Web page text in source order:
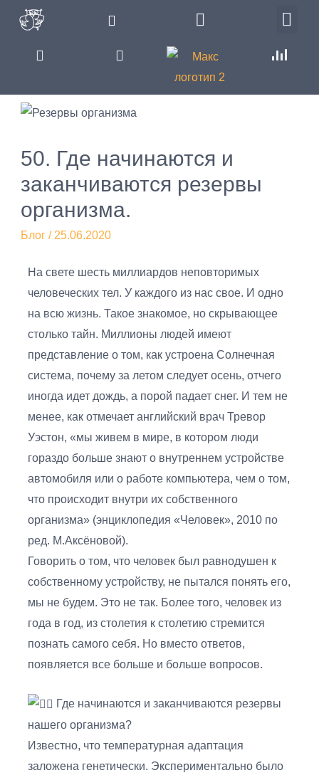
50. Где начинаются и
заканчиваются резервы
организма.
Блог/ 25.06.2020
На свете шесть миллиардов неповторимых
человеческих тел. У каждого из нас свое. И одно
на всю жизнь. Такое знакомое, но скрывающее
столько тайн. Миллионы людей имеют
представление о том, как устроена Солнечная
система, почему за летом следует осень, отчего
иногда идет дождь, а порой падает снег. И тем не
менее, как отмечает английский врач Тревор
Уэстон, «мы живем в мире, в котором люди
гораздо больше знают о внутреннем устройстве
автомобиля или о работе компьютера, чем о том,
что происходит внутри их собственного
организма» (энциклопедия «Человек», 2010 по
ред. М.Аксёновой).
Говорить о том, что человек был равнодушен к
собственному устройству, не пытался понять его,
мы не будем. Это не так. Более того, человек из
года в год, из столетия к столетию стремится
познать самого себя. Но вместо ответов,
появляется все больше и больше вопросов.
Где начинаются и заканчиваются резервы
нашего организма?
Известно, что температурная адаптация
заложена генетически. Экспериментально было